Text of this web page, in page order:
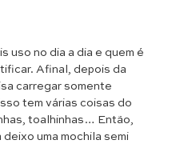
uso no dia a dia e quem é
Afinal, depois da
carregar somente
tem várias coisas do
toalhinhas… Então,
uma mochila semi